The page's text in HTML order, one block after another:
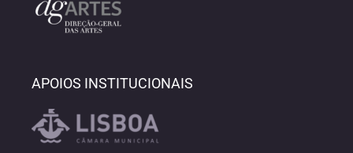
APOIOS INSTITUCIONAIS